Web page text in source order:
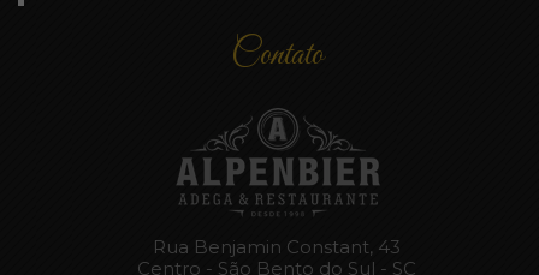
Contato
Rua Benjamin Constant, 43
Centro - São Bento do Sul - SC